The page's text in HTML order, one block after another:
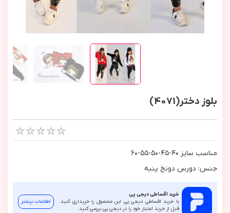
بلوز دختر(4071)
مناسب سايز ٤٠-٤٥-٥٠-٥٥-٦٠
جنس: دورس دونخ پنبه
خرید اقساطی دیجی پی
با خرید اقساطی دیجی پی این محصول را خریداری کنید.
قبل از خرید اعتبار خود را در دیجی پی بررسی کنید.
اطلاعات بیشتر